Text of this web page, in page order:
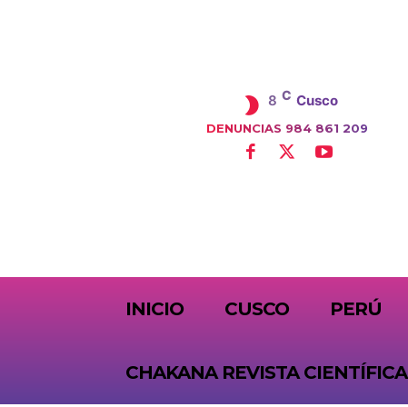
8 C Cusco
DENUNCIAS 984 861 209
INICIO CUSCO PERÚ
CHAKANA REVISTA CIENTÍFICA